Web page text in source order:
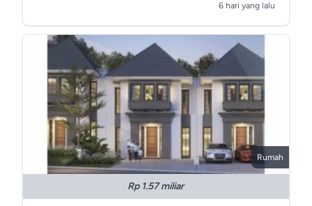
6 hari yang lalu
Rumah
Rp 1.57 miliar